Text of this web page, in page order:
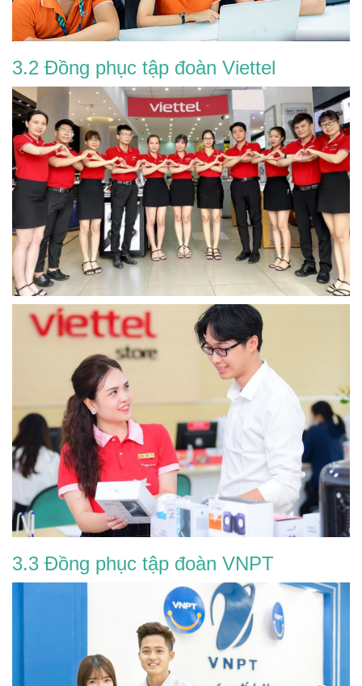
3.2 Đồng phục tập đoàn Viettel
3.3 Đồng phục tập đoàn VNPT